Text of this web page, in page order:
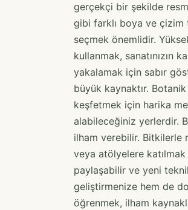
gerçekçi bir şekilde
gibi farklı boya ve
seçmek önemlidir.
kullanmak, sanatınızın
yakalamak için sabır
büyük kaynaktır.
keşfetmek için harika
alabileceğiniz yerlerdir.
ilham verebilir. Bitkilerle
veya atölyelere
paylaşabilir ve yeni
geliştirmenize hem de
öğrenmek, ilham